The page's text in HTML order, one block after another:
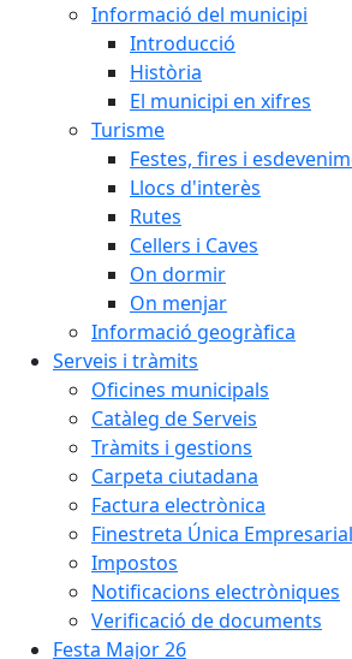
Informació del municipi
Introducció
Història
El municipi en xifres
Turisme
Festes, fires i
Llocs d'interès
Rutes
Cellers i Caves
On dormir
On menjar
Informació geogràfica
Serveis i tràmits
Oficines municipals
Catàleg de Serveis
Tràmits i gestions
Carpeta ciutadana
Factura electrònica
Finestreta Única
Impostos
Notificacions electròniques
Verificació de documents
Festa Major 26